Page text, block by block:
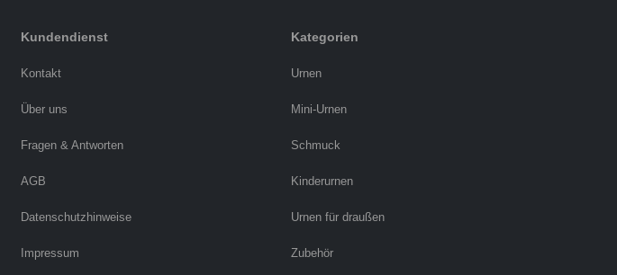
Kundendienst
Kontakt
Über uns
Fragen & Antworten
AGB
Datenschutzhinweise
Impressum
Kategorien
Urnen
Mini-Urnen
Schmuck
Kinderurnen
Urnen für draußen
Zubehör